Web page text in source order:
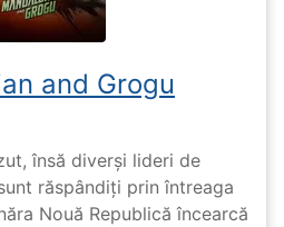
and Grogu
însă diverși lideri de
răspândiți prin întreaga
Nouă Republică încearcă